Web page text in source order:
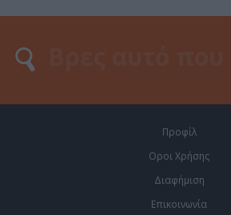
Προφίλ
Οροι Χρήσης
Διαφήμιση
Επικοινωνία